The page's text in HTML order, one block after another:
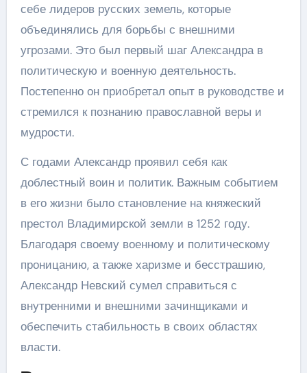
себе лидеров русских земель, которые
объединялись для борьбы с внешними
угрозами. Это был первый шаг Александра в
политическую и военную деятельность.
Постепенно он приобретал опыт в руководстве и
стремился к познанию православной веры и
мудрости.
С годами Александр проявил себя как
доблестный воин и политик. Важным событием
в его жизни было становление на княжеский
престол Владимирской земли в 1252 году.
Благодаря своему военному и политическому
проницанию, а также харизме и бесстрашию,
Александр Невский сумел справиться с
внутренними и внешними зачинщиками и
обеспечить стабильность в своих областях
власти.